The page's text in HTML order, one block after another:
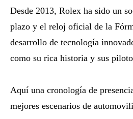
Desde 2013, Rolex ha sido un
plazo y el reloj oficial de la
desarrollo de tecnología
como su rica historia y sus
Aquí una cronología de
mejores escenarios de